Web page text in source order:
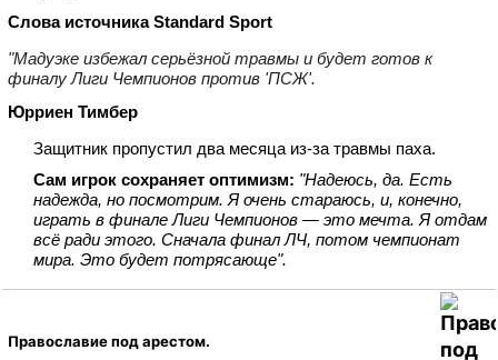
Слова источника Standard Sport
"Мадуэке избежал серьёзной травмы и будет готов к
финалу Лиги Чемпионов против 'ПСЖ'.
Юрриен Тимбер
Защитник пропустил два месяца из‑за травмы паха.
Сам игрок сохраняет оптимизм: "Надеюсь, да. Есть
надежда, но посмотрим. Я очень стараюсь, и, конечно,
играть в финале Лиги Чемпионов — это мечта. Я отдам
всё ради этого. Сначала финал ЛЧ, потом чемпионат
мира. Это будет потрясающе".
Православие под арестом.